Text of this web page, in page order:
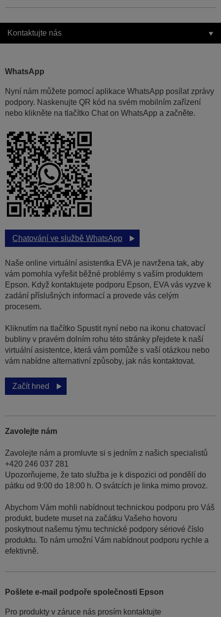
Kontaktujte nás
WhatsApp
Nyní nám můžete pomocí aplikace WhatsApp posílat zprávy
podpory. Naskenujte QR kód na svém mobilním zařízení
nebo klikněte na tlačítko Chat on WhatsApp a začněte.
Chatování ve službě WhatsApp
Naše online virtuální asistentka EVA je navržena tak, aby
vám pomohla vyřešit běžné problémy s vaším produktem
Epson. Když kontaktujete podporu Epson, EVA vás vyzve k
zadání příslušných informací a provede vás celým
procesem.
Kliknutím na tlačítko Spustit nyní nebo na ikonu chatovací
bubliny v pravém dolním rohu této stránky přejdete k naší
virtuální asistentce, která vám pomůže s vaší otázkou nebo
vám nabídne alternativní způsoby, jak nás kontaktovat.
Začít hned
Zavolejte nám
Zavolejte nám a promluvte si s jedním z našich specialistů
+420 246 037 281
Upozorňujeme, že tato služba je k dispozici od pondělí do
pátku od 9:00 do 18:00 h. O svátcích je linka mimo provoz.
Abychom Vám mohli nabídnout technickou podporu pro Váš
produkt, budete muset na začátku Vašeho hovoru
poskytnout našemu týmu technické podpory sériové číslo
produktu. To nám umožní Vám nabídnout podporu rychle a
efektivně.
Pošlete e-mail podpoře společnosti Epson
Pro produkty v záruce nás prosím kontaktujte